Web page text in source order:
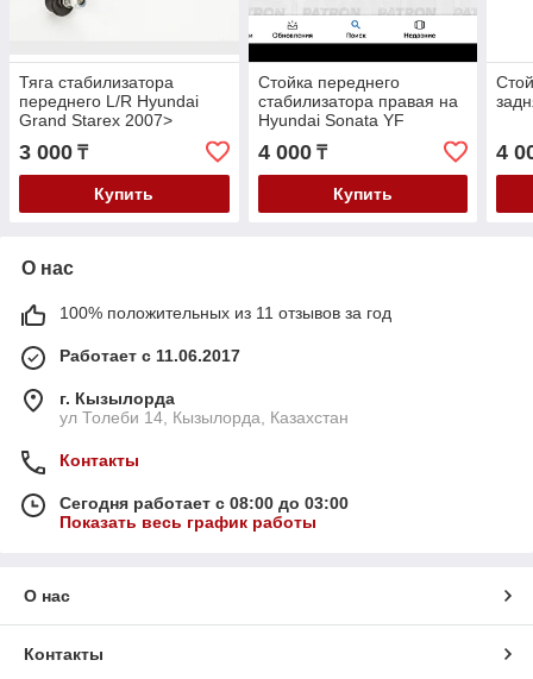
Тяга стабилизатора
переднего L/R Hyundai
Grand Starex 2007>
3 000 ₸
Купить
Стойка переднего
стабилизатора правая на
Hyundai Sonata YF
4 000₸
Купить
4
О нас
100% положительных из 11 отзывов за год
Работает с 11.06.2017
г. Кызылорда
ул Толеби 14, Кызылорда, Казахстан
Контакты
Сегодня работает с 08:00 до 03:00
Показать весь график работы
О нас
Контакты